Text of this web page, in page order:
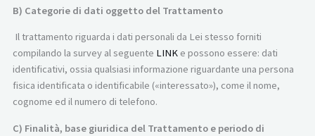
B) Categorie di dati oggetto del Trattamento
Il trattamento riguarda i dati personali da Lei stesso forniti
compilando la survey al seguente LINK e possono essere: dati
identificativi, ossia qualsiasi informazione riguardante una persona
fisica identificata o identificabile («interessato»), come il nome,
cognome ed il numero di telefono.
C) Finalità, base giuridica del Trattamento e periodo di